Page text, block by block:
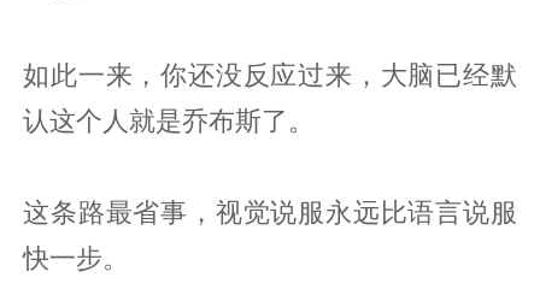
如此一来，你还没反应过来，大脑已经默
认这个人就是乔布斯了。
这条路最省事，视觉说服永远比语言说服
快一步。